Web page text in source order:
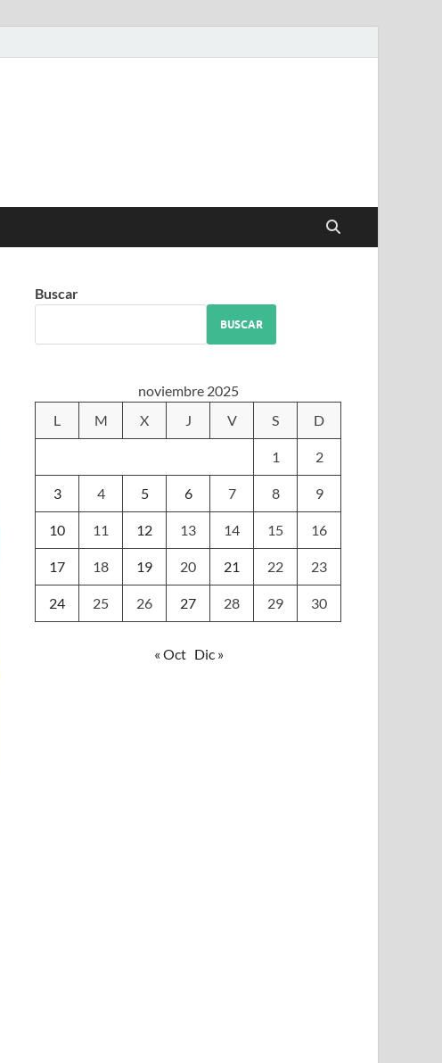
Buscar
BUSCAR
noviembre 2025
L
M X J V S D
1 2
3 4 5 6 7 8 9
10 11 12 13 14 15 16
17 18 19 20 21 22 23
24 25 26 27 28 29 30
« Oct Dic »